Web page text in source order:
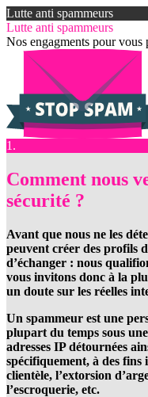
Lutte anti spammeurs
Lutte anti spammeurs
Nos engagments pour vous
1.
Comment nous
sécurité ?
Avant que nous ne les
peuvent créer des profils
d’échanger : nous
vous invitons donc à la
un doute sur les réelles
Un spammeur est une
plupart du temps sous
adresses IP détournées
spécifiquement, à des fins
clientèle, l’extorsion
l’escroquerie, etc.